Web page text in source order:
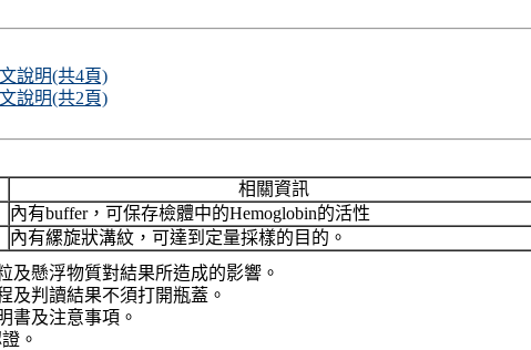
說明(共4頁)
說明(共2頁)
相關資訊
內有buffer，可保存檢體中的Hemoglobin的活性
內有縲旋狀溝紋，可達到定量採樣的目的。
及懸浮物質對結果所造成的影響。
及判讀結果不須打開瓶蓋。
書及注意事項。
。